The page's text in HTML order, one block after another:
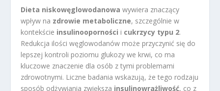
Dieta niskowęglowodanowa wywiera znaczący
wpływ na zdrowie metaboliczne, szczególnie w
kontekście insulinooporności i cukrzycy typu 2.
Redukcja ilości węglowodanów może przyczynić się do
lepszej kontroli poziomu glukozy we krwi, co ma
kluczowe znaczenie dla osób z tymi problemami
zdrowotnymi. Liczne badania wskazują, że tego rodzaju
sposób odżywiania zwiększa insulinowrażliwość, co z